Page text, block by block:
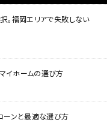
福岡エリアで失敗しない
イホームの選び方
ーンと最適な選び方